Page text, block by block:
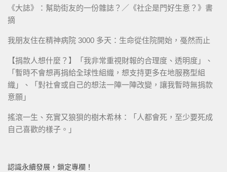
《大誌》：幫助街友的一份雜誌？／《社企是門好生意？》書
摘
我朋友住在精神病院 3000 多天：生命從住院開始，戞然而止
【捐款人想什麼？】「我非常重視財報的合理度、透明度」、
「暫時不會想再捐給全球性組織，想支持更多在地服務型組
織」、「對社會或自己的想法一陣一陣改變，讓我暫時無捐款
意願」
搖滾一生、充實又狼狽的樹木希林：「人都會死，至少要死成
自己喜歡的樣子。」
認識永續發展，鎖定專欄！